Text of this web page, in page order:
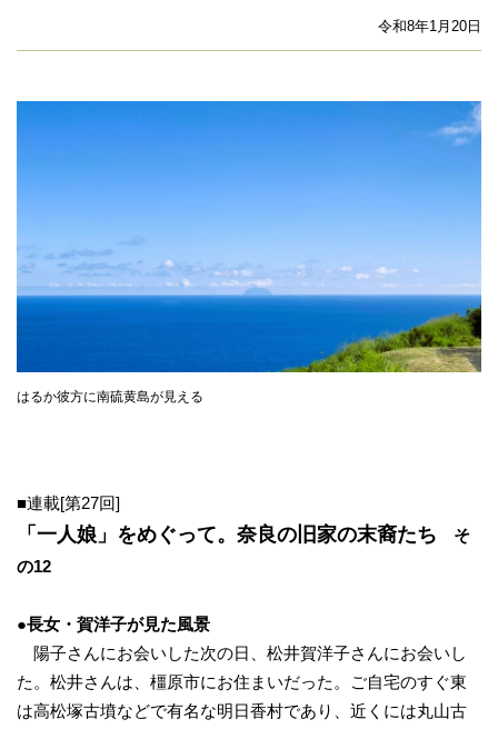
令和8年1月20日
はるか彼方に南硫黄島が見える
■連載[第27回]
「一人娘」をめぐって。奈良の旧家の末裔たち そ
の12
●長女・賀洋子が見た風景
陽子さんにお会いした次の日、松井賀洋子さんにお会いし
た。松井さんは、橿原市にお住まいだった。ご自宅のすぐ東
は高松塚古墳などで有名な明日香村であり、近くには丸山古